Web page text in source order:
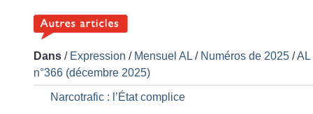
Dans / Expression / Mensuel AL / Numéros de 2025 /AL
n°366 (décembre 2025)
Narcotrafic : l’État complice